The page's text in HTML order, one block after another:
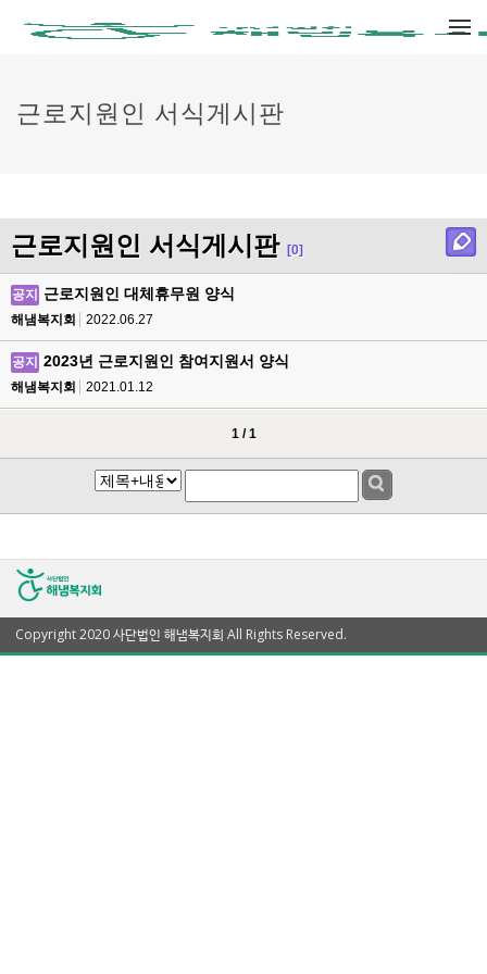
근로지원인 서식게시판
근로지원인 서식게시판 [0]
공지 근로지원인 대체휴무원 양식
해냄복지회 2022.06.27
공지 2023년 근로지원인 참여지원서 양식
해냄복지회 2021.01.12
1 / 1
Copyright 2020 사단법인 해냄복지회 All Rights Reserved.